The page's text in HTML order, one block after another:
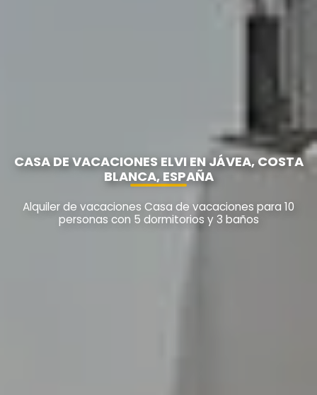
CASA DE VACACIONES ELVI EN JÁVEA, COSTA
BLANCA, ESPAÑA
Alquiler de vacaciones Casa de vacaciones para 10
personas con 5 dormitorios y 3 baños